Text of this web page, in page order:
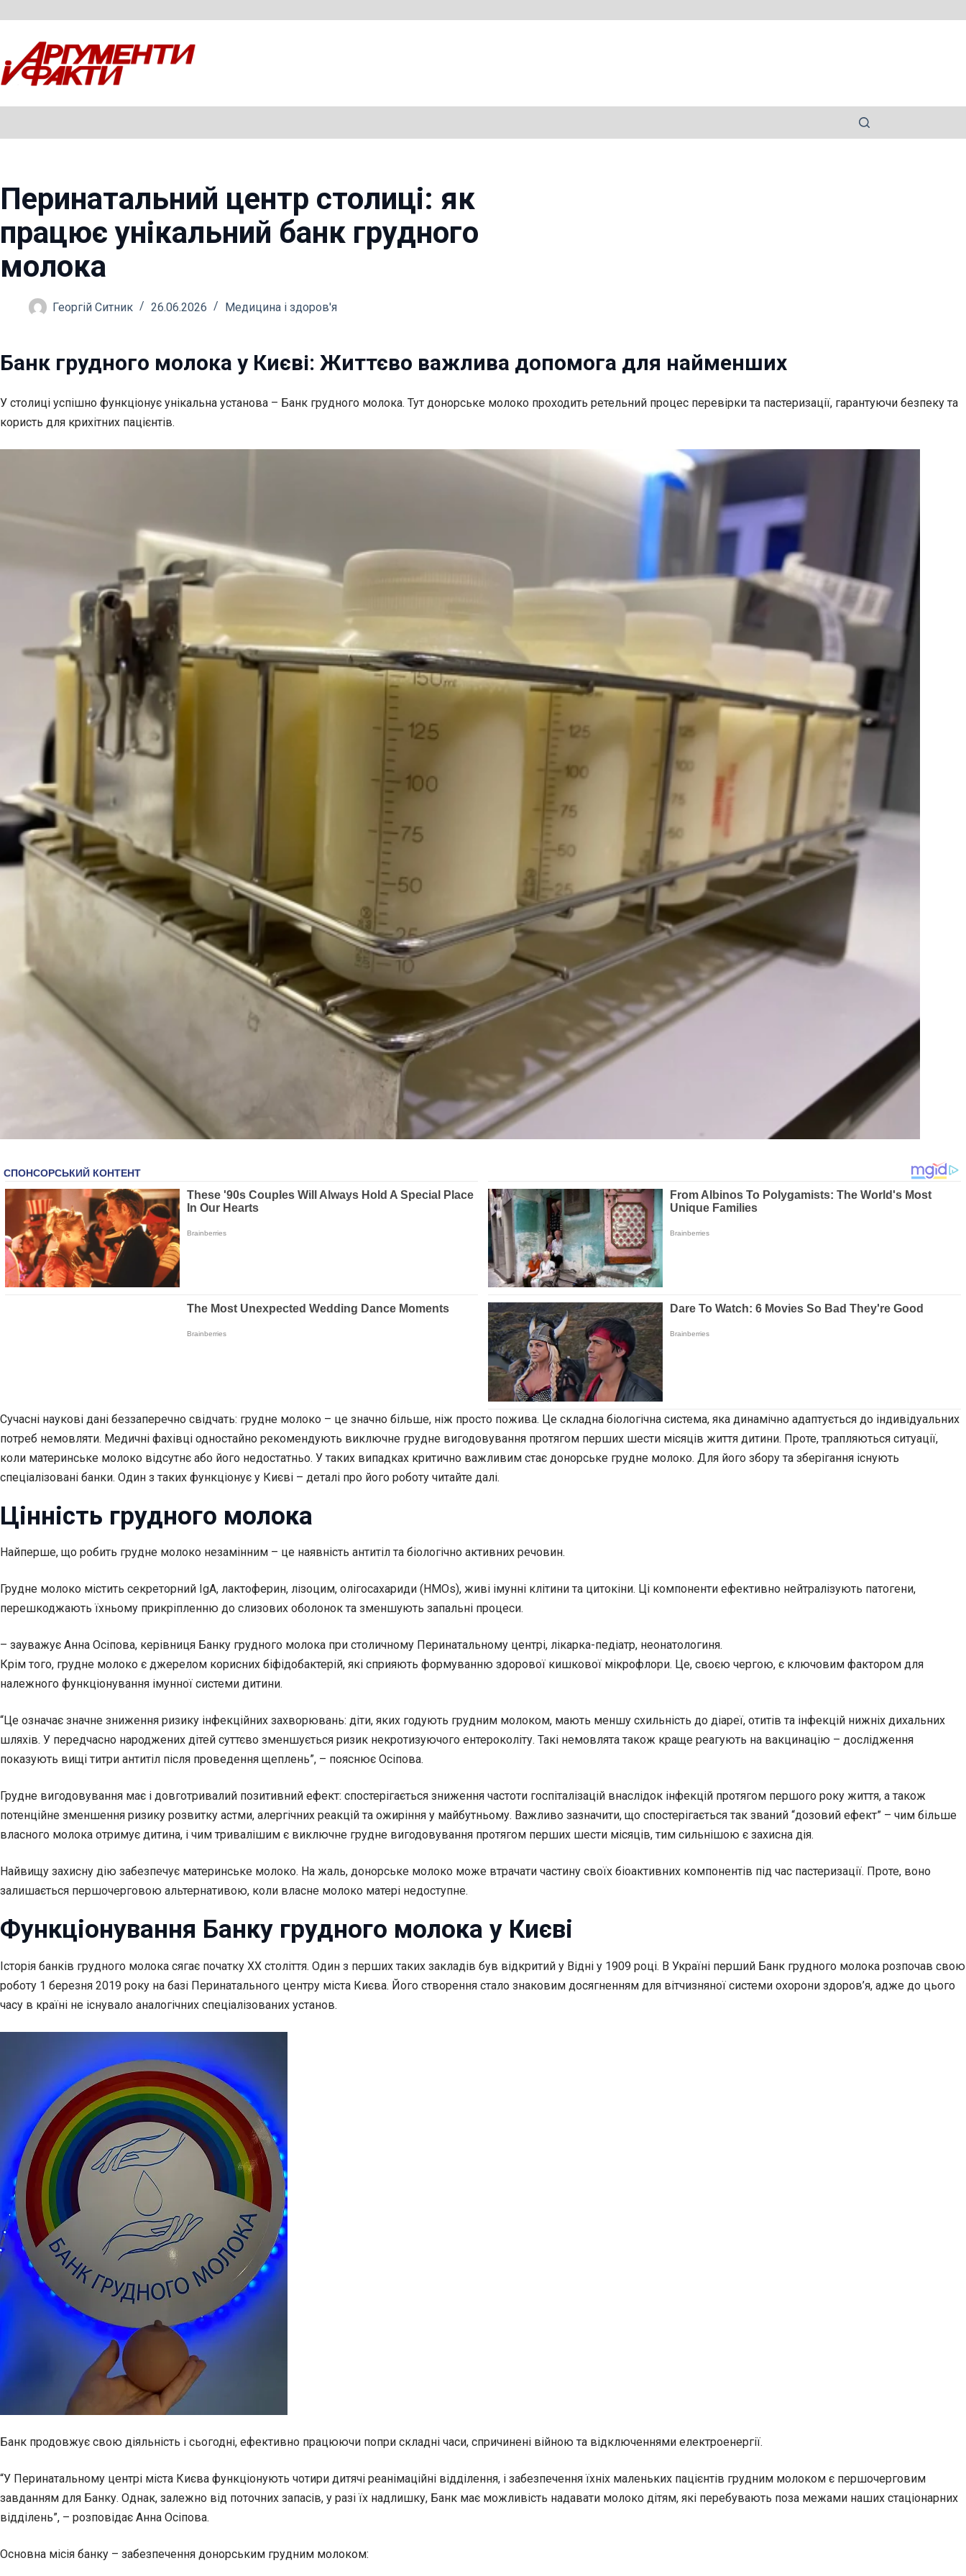
вмісту
Перинатальний центр столиці: як
працює унікальний банк грудного
молока
Георгій Ситник 26.06.2026 Медицина і здоров'я
Банк грудного молока у Києві: Життєво важлива допомога для найменших
У столиці успішно функціонує унікальна установа – Банк грудного молока. Тут донорське молоко проходить ретельний процес перевірки та пастеризації, гарантуючи безпеку та
користь для крихітних пацієнтів.
Сучасні наукові дані беззаперечно свідчать: грудне молоко – це значно більше, ніж просто пожива. Це складна біологічна система, яка динамічно адаптується до індивідуальних
потреб немовляти. Медичні фахівці одностайно рекомендують виключне грудне вигодовування протягом перших шести місяців життя дитини. Проте, трапляються ситуації,
коли материнське молоко відсутнє або його недостатньо. У таких випадках критично важливим стає донорське грудне молоко. Для його збору та зберігання існують
спеціалізовані банки. Один з таких функціонує у Києві – деталі про його роботу читайте далі.
Цінність грудного молока
Найперше, що робить грудне молоко незамінним – це наявність антитіл та біологічно активних речовин.
Грудне молоко містить секреторний IgA, лактоферин, лізоцим, олігосахариди (HMOs), живі імунні клітини та цитокіни. Ці компоненти ефективно нейтралізують патогени,
перешкоджають їхньому прикріпленню до слизових оболонок та зменшують запальні процеси.
– зауважує Анна Осіпова, керівниця Банку грудного молока при столичному Перинатальному центрі, лікарка-педіатр, неонатологиня.
Крім того, грудне молоко є джерелом корисних біфідобактерій, які сприяють формуванню здорової кишкової мікрофлори. Це, своєю чергою, є ключовим фактором для
належного функціонування імунної системи дитини.
“Це означає значне зниження ризику інфекційних захворювань: діти, яких годують грудним молоком, мають меншу схильність до діареї, отитів та інфекцій нижніх дихальних
шляхів. У передчасно народжених дітей суттєво зменшується ризик некротизуючого ентероколіту. Такі немовлята також краще реагують на вакцинацію – дослідження
показують вищі титри антитіл після проведення щеплень”, – пояснює Осіпова.
Грудне вигодовування має і довготривалий позитивний ефект: спостерігається зниження частоти госпіталізацій внаслідок інфекцій протягом першого року життя, а також
потенційне зменшення ризику розвитку астми, алергічних реакцій та ожиріння у майбутньому. Важливо зазначити, що спостерігається так званий “дозовий ефект” – чим більше
власного молока отримує дитина, і чим тривалішим є виключне грудне вигодовування протягом перших шести місяців, тим сильнішою є захисна дія.
Найвищу захисну дію забезпечує материнське молоко. На жаль, донорське молоко може втрачати частину своїх біоактивних компонентів під час пастеризації. Проте, воно
залишається першочерговою альтернативою, коли власне молоко матері недоступне.
Функціонування Банку грудного молока у Києві
Історія банків грудного молока сягає початку ХХ століття. Один з перших таких закладів був відкритий у Відні у 1909 році. В Україні перший Банк грудного молока розпочав свою
роботу 1 березня 2019 року на базі Перинатального центру міста Києва. Його створення стало знаковим досягненням для вітчизняної системи охорони здоров’я, адже до цього
часу в країні не існувало аналогічних спеціалізованих установ.
Банк продовжує свою діяльність і сьогодні, ефективно працюючи попри складні часи, спричинені війною та відключеннями електроенергії.
“У Перинатальному центрі міста Києва функціонують чотири дитячі реанімаційні відділення, і забезпечення їхніх маленьких пацієнтів грудним молоком є першочерговим
завданням для Банку. Однак, залежно від поточних запасів, у разі їх надлишку, Банк має можливість надавати молоко дітям, які перебувають поза межами наших стаціонарних
відділень”, – розповідає Анна Осіпова.
Основна місія банку – забезпечення донорським грудним молоком: